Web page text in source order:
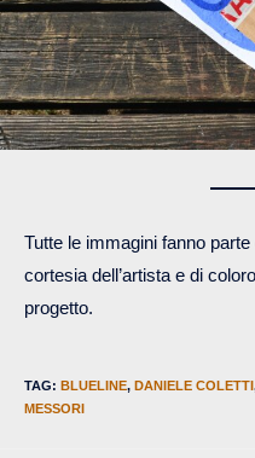
Tutte le immagini fanno
cortesia dell’artista e di
progetto.
TAG: BLUELINE, DANIELE COLETTI
MESSORI